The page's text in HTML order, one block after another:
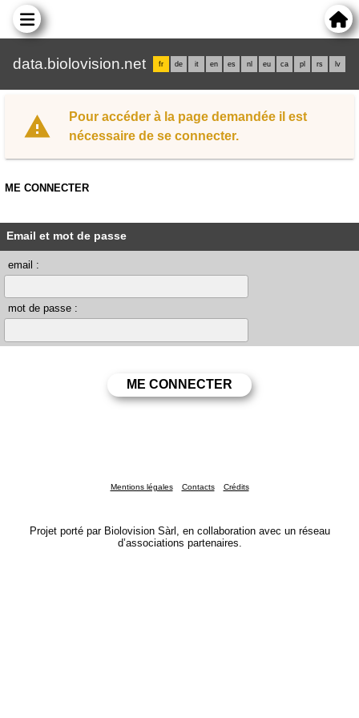
data.biolovision.net fr de it en es nl eu ca pl rs lv
Pour accéder à la page demandée il est
nécessaire de se connecter.
ME CONNECTER
Email et mot de passe
email :
mot de passe :
Mentions légales Contacts Crédits
Projet porté par Biolovision Sàrl, en collaboration avec un réseau
d’associations partenaires.